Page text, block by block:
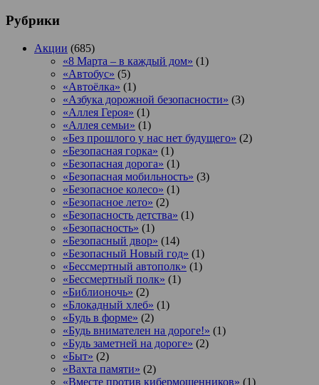
Рубрики
Акции (685)
«8 Марта – в каждый дом» (1)
«Автобус» (5)
«Автоёлка» (1)
«Азбука дорожной безопасности» (3)
«Аллея Героя» (1)
«Аллея семьи» (1)
«Без прошлого у нас нет будущего» (2)
«Безопасная горка» (1)
«Безопасная дорога» (1)
«Безопасная мобильность» (3)
«Безопасное колесо» (1)
«Безопасное лето» (2)
«Безопасность детства» (1)
«Безопасность» (1)
«Безопасный двор» (14)
«Безопасный Новый год» (1)
«Бессмертный автополк» (1)
«Бессмертный полк» (1)
«Библионочь» (2)
«Блокадный хлеб» (1)
«Будь в форме» (2)
«Будь внимателен на дороге!» (1)
«Будь заметней на дороге» (2)
«Быт» (2)
«Вахта памяти» (2)
«Вместе против кибермошенников» (1)